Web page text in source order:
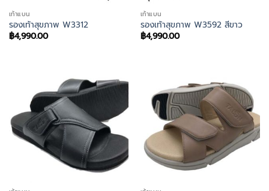
เท้าแบน
รองเท้าสุขภาพ W3312
฿4,990.00
เท้าแบน
รองเท้าสุขภาพ W3592 สีขาว
฿4,990.00